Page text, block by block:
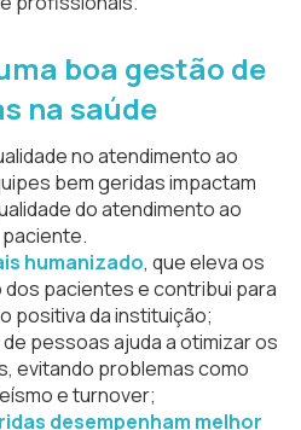
boa gestão de
na saúde
no atendimento ao
bem geridas impactam
do atendimento ao
paciente.
humanizado, que eleva os
pacientes e contribui para
positiva da instituição;
pessoas ajuda a otimizar os
evitando problemas como
e turnover;
desempenham melhor